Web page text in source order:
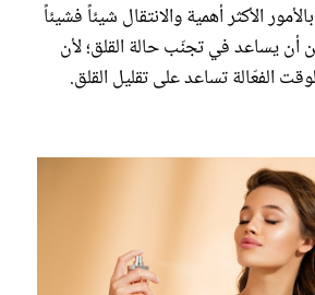
الأكثر أهمية والانتقال شيئاً فشيئاً
أن يساعد في تجنّب حالة القلق؛ لأن
الفعّالة تساعد على تقليل القلق.